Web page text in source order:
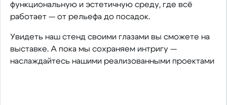
функциональную и эстетичную среду, где всё
работает — от рельефа до посадок.
Увидеть наш стенд своими глазами вы сможете на
выставке. А пока мы сохраняем интригу —
наслаждайтесь нашими реализованными проектами